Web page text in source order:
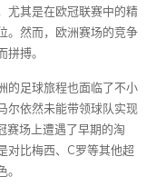
尤其是在欧冠联赛中的精
。然而，欧洲赛场的竞争
搏。
的足球旅程也面临了不小
尔依然未能带领球队实现
赛场上遭遇了早期的淘
对比梅西、C罗等其他超